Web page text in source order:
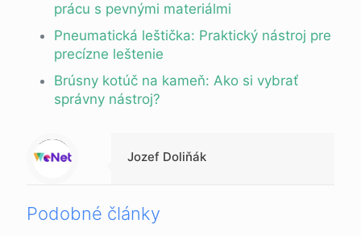
prácu s pevnými materiálmi
Pneumatická leštička: Praktický nástroj pre
precízne leštenie
Brúsny kotúč na kameň: Ako si vybrať
správny nástroj?
Warning
: Trying to access array offset on null in
/data/1/d/1da9a732-fb3a-4804-a40f-d46885ca54ae/lajk.online/web/wp-content/themes/betheme-child/includes/content-single.php
on line
286
Jozef Doliňák
Podobné články